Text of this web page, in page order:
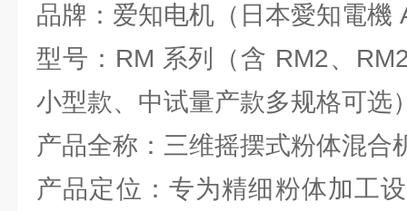
品牌：爱知电机（日本愛知電機
型号：RM 系列（含 RM2、
小型款、中试量产款多规格可选
产品全称：三维摇摆式粉体混合
产品定位：专为精细粉体加工